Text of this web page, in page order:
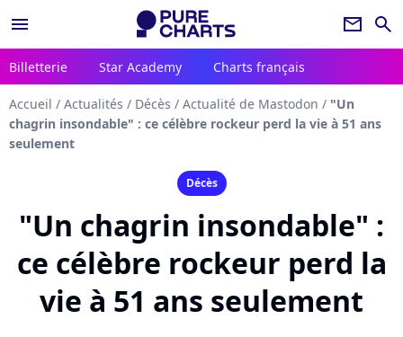
menu newsletter search
Billetterie Star Academy Charts français
Accueil / Actualités / Décès / Actualité de Mastodon / "Un
chagrin insondable" : ce célèbre rockeur perd la vie à 51 ans
seulement
Décès
"Un chagrin insondable" :
ce célèbre rockeur perd la
vie à 51 ans seulement